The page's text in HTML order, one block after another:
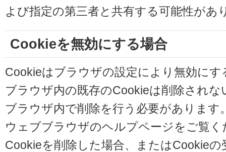
よび指定の第三者と共有する可能性があ
Cookieを無効にする場合
Cookieはブラウザの設定により無効に
ブラウザ内の既存のCookieは削除され
ブラウザ内で削除を行う必要があります
ウェブブラウザのヘルプページをご覧く
Cookieを削除した場合、またはCookie